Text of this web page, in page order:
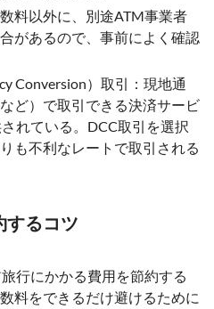
料以外に、別途ATM事業者
があるので、事前によく確認
Conversion）取引：現地通
ど）で取引できる決済サービ
れている。DCC取引を選択
も不利なレートで取引される
するコツ
行にかかる費用を節約する
料をできるだけ避けるために